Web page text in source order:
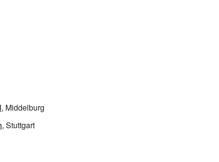
, Middelburg
, Stuttgart